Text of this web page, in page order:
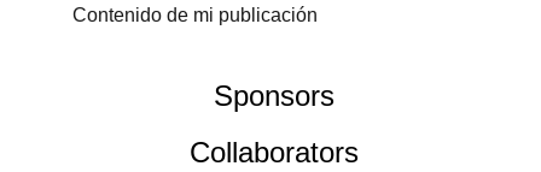
Contenido de mi publicación
Sponsors
Collaborators